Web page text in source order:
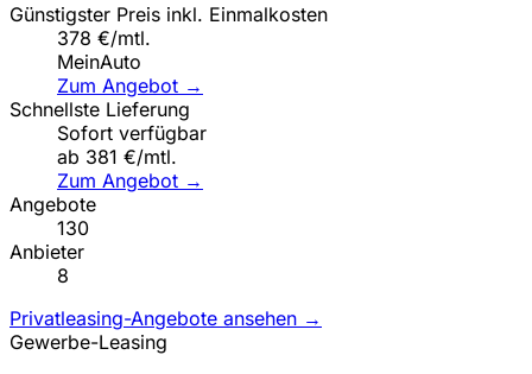
Günstigster Preis inkl. Einmalkosten
378 €/mtl.
MeinAuto
Zum Angebot →
Schnellste Lieferung
Sofort verfügbar
ab 381 €/mtl.
Zum Angebot →
Angebote
130
Anbieter
8
Privatleasing-Angebote ansehen →
Gewerbe-Leasing